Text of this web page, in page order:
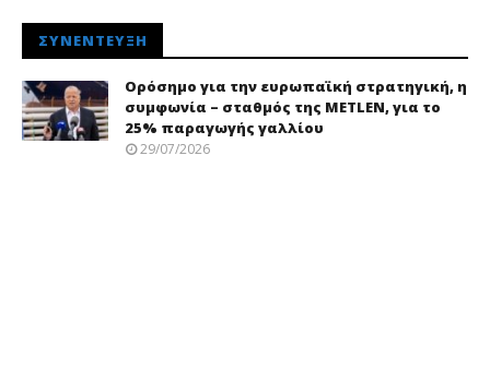
ΣΥΝΈΝΤΕΥΞΗ
Ορόσημο για την ευρωπαϊκή στρατηγική, η
συμφωνία – σταθμός της METLEN, για το
25% παραγωγής γαλλίου
29/07/2026